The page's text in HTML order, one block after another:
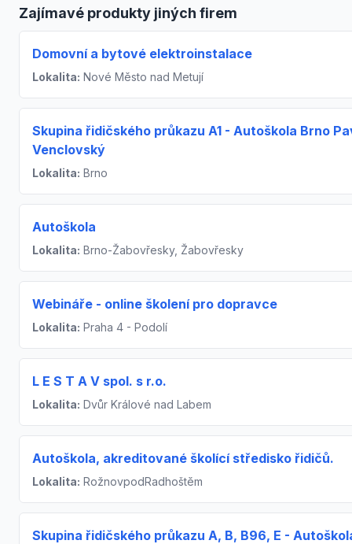
Zajímavé produkty jiných firem
Domovní a bytové elektroinstalace
Lokalita: Nové Město nad Metují
Skupina řidičského průkazu A1 - Autoškola Brno
Venclovský
Lokalita: Brno
Autoškola
Lokalita: Brno-Žabovřesky, Žabovřesky
Webináře - online školení pro dopravce
Lokalita: Praha 4 - Podolí
L E S T A V spol. s r.o.
Lokalita: Dvůr Králové nad Labem
Autoškola, akreditované školící středisko řidičů.
Lokalita: RožnovpodRadhoštěm
Skupina řidičského průkazu A, B, B96, E -